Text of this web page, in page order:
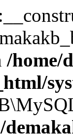
/home/